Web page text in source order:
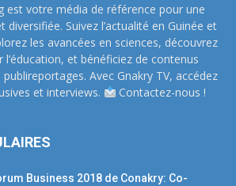
est votre média de référence pour une
Suivez l’actualité en Guinée et
les avancées en sciences, découvrez
l’éducation, et bénéficiez de contenus
Avec Gnakry TV, accédez
et interviews.
Contactez-nous !
Business 2018 de Conakry: Co-